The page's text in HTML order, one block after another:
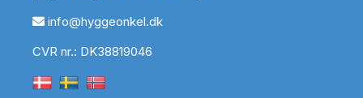
info@hyggeonkel.dk
CVR nr.: DK38819046